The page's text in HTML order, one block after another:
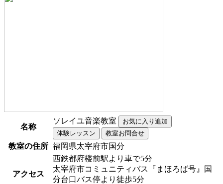
名称
ソレイユ音楽教室
教室の住所 福岡県太宰府市国分
アクセス
西鉄都府楼前駅より車で5分
太宰府市コミュニティバス『まほろば号』国
分台口バス停より徒歩5分